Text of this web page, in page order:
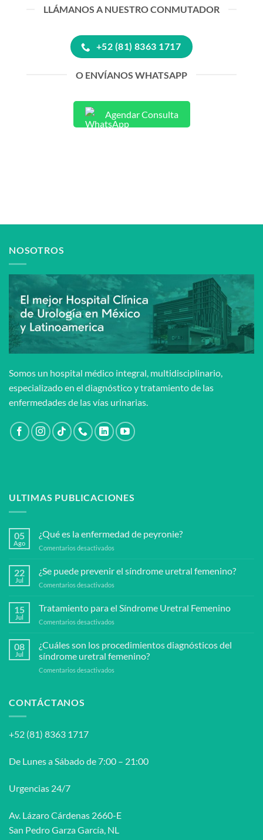
LLÁMANOS A NUESTRO CONMUTADOR
+52 (81) 8363 1717
O ENVÍANOS WHATSAPP
Agendar Consulta
NOSOTROS
Somos un hospital médico integral, multidisciplinario,
especializado en el diagnóstico y tratamiento de las
enfermedades de las vías urinarias.
ULTIMAS PUBLICACIONES
05
Ago
¿Qué es la enfermedad de peyronie?
Comentarios desactivados
la
enfermedad
peyronie?
22
Jul
¿Se puede prevenir el síndrome uretral femenino?
Comentarios desactivados
puede
prevenir
el
uretral
femenino?
15
Jul
Tratamiento para el Síndrome Uretral Femenino
Comentarios desactivados
el
Síndrome
Uretral
08
Jul
¿Cuáles son los procedimientos diagnósticos del
síndrome uretral femenino?
Comentarios desactivados
femenino?
CONTÁCTANOS
+52 (81) 8363 1717
De Lunes a Sábado de 7:00 – 21:00
Urgencias 24/7
Av. Lázaro Cárdenas 2660-E
San Pedro Garza García, NL